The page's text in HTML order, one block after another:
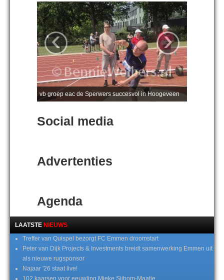
vb groep eac de Sperwers succesvol in Hoogeveen
‹ ›
Social media
Advertenties
Agenda
LAATSTE NIEUWS
Treffer van Quispel bezorgt FC Emmen droomstart
Peter van Dijk Projects & Investments breidt samenwerking Emmen uit
als nieuwe rugsponsor
Najaar '26 staat live!
102 kaarsen voor eeuwling Mieke Sijbom-Maatje